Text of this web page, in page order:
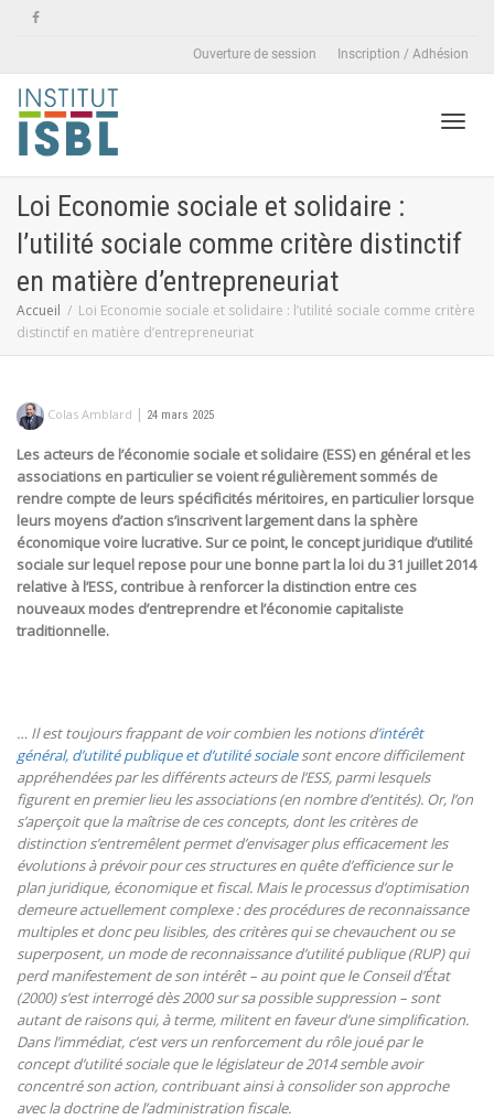
Ouverture de session Inscription / Adhésion
Loi Economie sociale et solidaire :
l’utilité sociale comme critère distinctif
en matière d’entrepreneuriat
Accueil
Loi Economie sociale et solidaire : l’utilité sociale comme critère
distinctif en matière d’entrepreneuriat
Colas Amblard | 24 mars 2025
Les acteurs de l’économie sociale et solidaire (ESS) en général et les
associations en particulier se voient régulièrement sommés de
rendre compte de leurs spécificités méritoires, en particulier lorsque
leurs moyens d’action s’inscrivent largement dans la sphère
économique voire lucrative. Sur ce point, le concept juridique d’utilité
sociale sur lequel repose pour une bonne part la loi du 31 juillet 2014
relative à l’ESS, contribue à renforcer la distinction entre ces
nouveaux modes d’entreprendre et l’économie capitaliste
traditionnelle.
… Il est toujours frappant de voir combien les notions d’intérêt
général, d’utilité publique et d’utilité socialesont encore difficilement
appréhendées par les différents acteurs de l’ESS, parmi lesquels
figurent en premier lieu les associations (en nombre d’entités). Or, l’on
s’aperçoit que la maîtrise de ces concepts, dont les critères de
distinction s’entremêlent permet d’envisager plus efficacement les
évolutions à prévoir pour ces structures en quête d’efficience sur le
plan juridique, économique et fiscal. Mais le processus d’optimisation
demeure actuellement complexe : des procédures de reconnaissance
multiples et donc peu lisibles, des critères qui se chevauchent ou se
superposent, un mode de reconnaissance d’utilité publique (RUP) qui
perd manifestement de son intérêt – au point que le Conseil d’État
(2000) s’est interrogé dès 2000 sur sa possible suppression – sont
autant de raisons qui, à terme, militent en faveur d’une simplification.
Dans l’immédiat, c’est vers un renforcement du rôle joué par le
concept d’utilité sociale que le législateur de 2014 semble avoir
concentré son action, contribuant ainsi à consolider son approche
avec la doctrine de l’administration fiscale.